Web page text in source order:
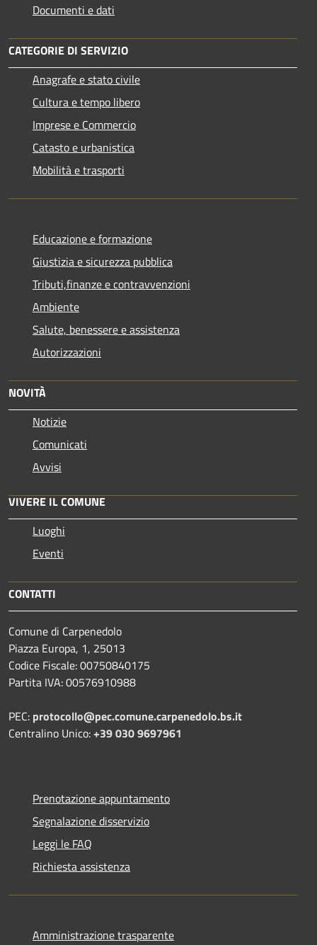
Documenti e dati
CATEGORIE DI SERVIZIO
Anagrafe e stato civile
Cultura e tempo libero
Imprese e Commercio
Catasto e urbanistica
Mobilità e trasporti
Educazione e formazione
Giustizia e sicurezza pubblica
Tributi,finanze e contravvenzioni
Ambiente
Salute, benessere e assistenza
Autorizzazioni
NOVITÀ
Notizie
Comunicati
Avvisi
VIVERE IL COMUNE
Luoghi
Eventi
CONTATTI
Comune di Carpenedolo
Piazza Europa, 1, 25013
Codice Fiscale: 00750840175
Partita IVA: 00576910988
PEC: protocollo@pec.comune.carpenedolo.bs.it
Centralino Unico:+39 030 9697961
Prenotazione appuntamento
Segnalazione disservizio
Leggi le FAQ
Richiesta assistenza
Amministrazione trasparente